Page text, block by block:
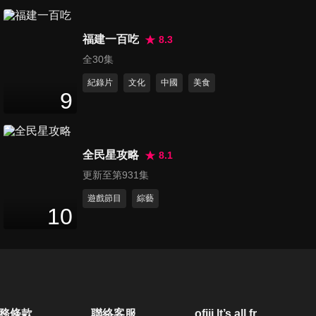
9
福建一百吃
8.3
全30集
紀錄片 文化 中國 美食
10
全民星攻略
8.1
更新至第931集
遊戲節目 綜藝
條款 聯絡客服